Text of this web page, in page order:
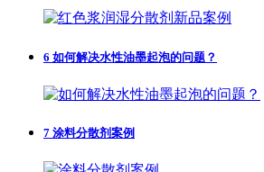
6 如何解决水性油墨起泡的问题？
7 涂料分散剂案例